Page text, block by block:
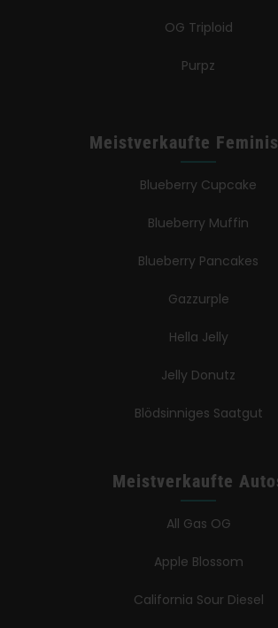
OG Triploid
Purpz
Meistverkaufte
Blueberry Cupcake
Blueberry Muffin
Blueberry Pancakes
Gazzurple
Hella Jelly
Jelly Donutz
Blödsinniges Saatgut
Meistverkaufte
All Gas OG
Apple Blossom
California Sour Diesel